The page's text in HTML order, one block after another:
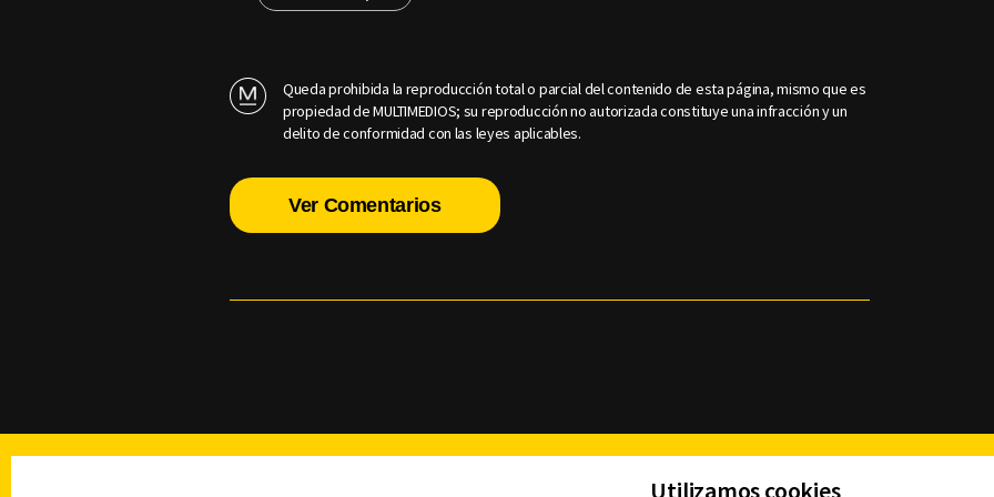
Queda prohibida la reproducción total o parcial del contenido de esta página, mismo que es
propiedad de MULTIMEDIOS; su reproducción no autorizada constituye una infracción y un
delito de conformidad con las leyes aplicables.
Ver Comentarios
Utilizamos cookies